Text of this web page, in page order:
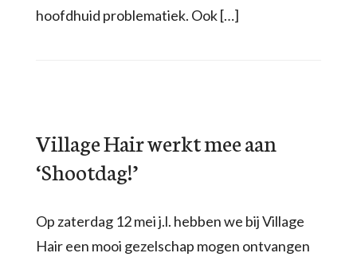
hoofdhuid problematiek. Ook […]
Village Hair werkt mee aan
‘Shootdag!’
Op zaterdag 12 mei j.l. hebben we bij Village
Hair een mooi gezelschap mogen ontvangen